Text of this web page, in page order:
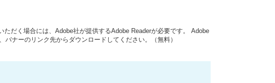
ただく場合には、Adobe社が提供するAdobe Readerが必要です。
Adobe
バナーのリンク先からダウンロードしてください。（無料）